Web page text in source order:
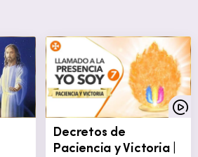
Decretos de
Paciencia y Victoria |